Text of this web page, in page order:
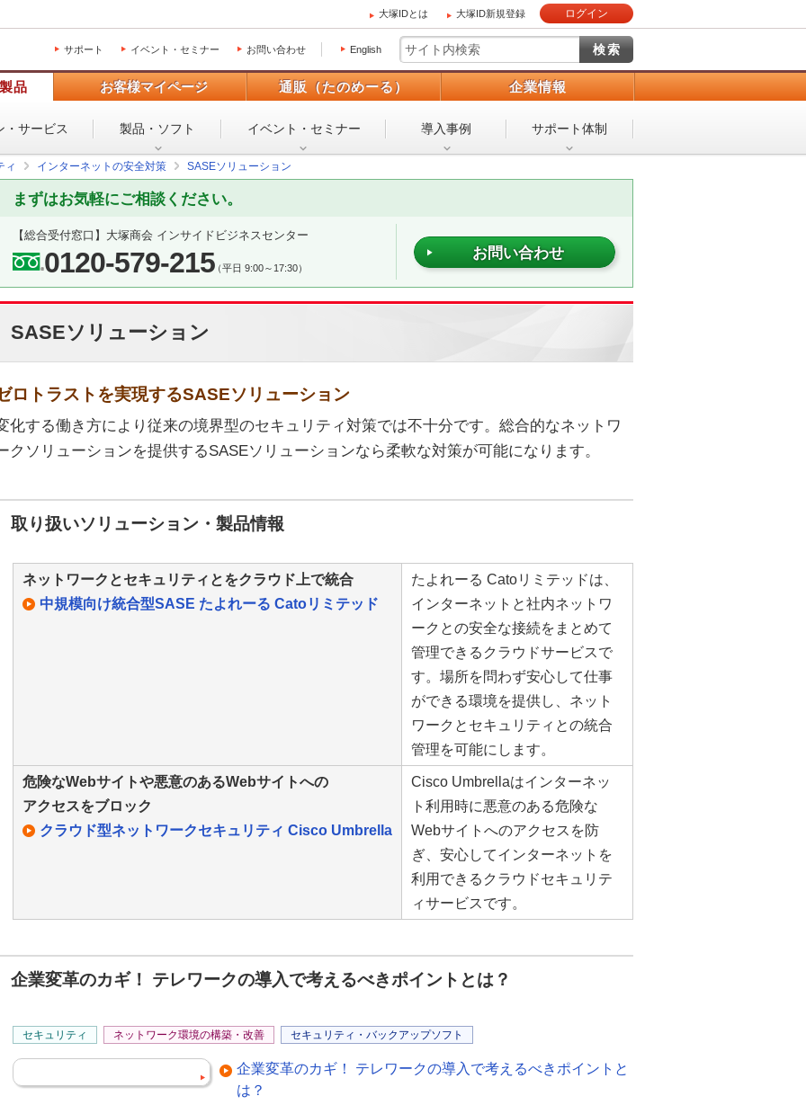
大塚IDとは 大塚ID新規登録 ログイン
サポート イベント・セミナー お問い合わせ English
品 お客様マイページ 通販（たのめーる） 企業情報
サービス 製品・ソフト イベント・ セミナー 導入事例 サポート体制
ィ インターネットの安全対策 SASEソリューション
まずはお気軽にご相談ください。
【総合受付窓口】 大塚商会 インサイドビジネスセンター
0120-579-215（平日 9:00～17:30）
お問い合わせ
SASEソリューション
ロトラストを実現するSASEソリューション
化する働き方により従来の境界型のセキュリティ対策では不十分です。総合的なネットワ
クソリューションを提供するSASEソリューションなら柔軟な対策が可能になります。
取り扱いソリューション・製品情報
ネットワークとセキュリティとをクラウド上で統合
中規模向け統合型SASE たよれーる Catoリミテッド
たよれーる Catoリミテッドは、
インターネットと社内ネットワ
ークとの安全な接続をまとめて
管理できるクラウドサービスで
す。場所を問わず安心して仕事
ができる環境を提供し、ネット
ワークとセキュリティとの統合
管理を可能にします。
危険なWebサイトや悪意のあるWebサイトへの
アクセスをブロック
クラウド型ネットワークセキュリティ Cisco Umbrella
Cisco Umbrellaはインターネッ
ト利用時に悪意のある危険な
Webサイトへのアクセスを防
ぎ、安心してインターネットを
利用できるクラウドセキュリテ
ィサービスです。
企業変革のカギ！ テレワークの導入で考えるべきポイントとは？
セキュリティ ネットワーク環境の構築・改善 セキュリティ・バックアップソフト
企業変革のカギ！ テレワークの導入で考えるべきポイントと
は？